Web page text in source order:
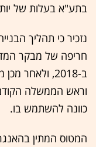
בתע"א בעלות של
נזכיר כי תהליך
חריפה של מבקר
ב-2018,
וראש הממשלה הקודם
כוונה להשתמש בו.
המטוס המתין